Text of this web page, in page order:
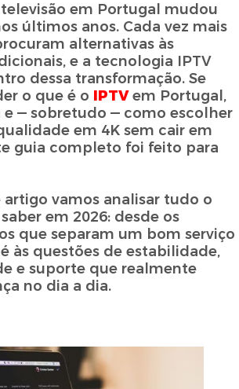
em Portugal mudou
últimos anos. Cada vez mais
alternativas às
e a tecnologia IPTV
dessa transformação. Se
o que é o IPTVem Portugal,
— sobretudo — como escolher
em 4K sem cair em
guia completo foi feito para
vamos analisar tudo o
em 2026: desde os
que separam um bom serviço
às questões de estabilidade,
e suporte que realmente
no dia a dia.